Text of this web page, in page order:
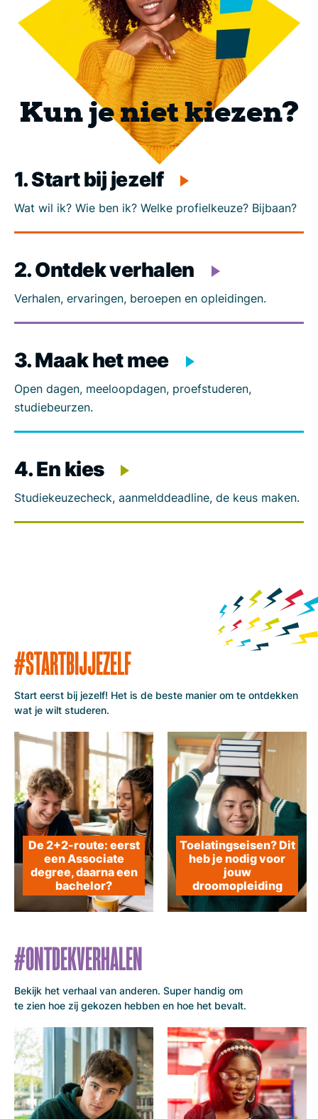
Kun je niet kiezen?
1. Start bij jezelf
Wat wil ik? Wie ben ik? Welke profielkeuze? Bijbaan?
2. Ontdek verhalen
Verhalen, ervaringen, beroepen en opleidingen.
3. Maak het mee
Open dagen, meeloopdagen, proefstuderen,
studiebeurzen.
4. En kies
Studiekeuzecheck, aanmelddeadline, de keus maken.
#STARTBIJJEZELF
Start eerst bij jezelf! Het is de beste manier om te ontdekken
wat je wilt studeren.
De 2+2-route: eerst
een Associate
degree, daarna een
bachelor?
Toelatingseisen? Dit
heb je nodig voor
jouw
droomopleiding
#ONTDEKVERHALEN
Bekijk het verhaal van anderen. Super handig om
te zien hoe zij gekozen hebben en hoe het bevalt.